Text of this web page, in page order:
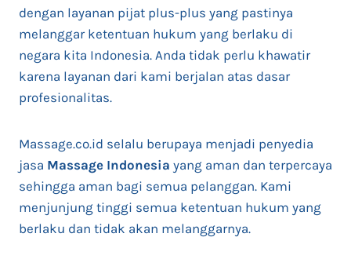
dengan layanan pijat plus-plus yang pastinya
melanggar ketentuan hukum yang berlaku di
negara kita Indonesia. Anda tidak perlu khawatir
karena layanan dari kami berjalan atas dasar
profesionalitas.
Massage.co.id selalu berupaya menjadi penyedia
jasa Massage Indonesia yang aman dan terpercaya
sehingga aman bagi semua pelanggan. Kami
menjunjung tinggi semua ketentuan hukum yang
berlaku dan tidak akan melanggarnya.